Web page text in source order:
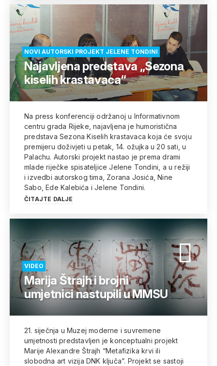
NOVI AUTORSKI PROJEKT JELENE TONDINI
Najavljena predstava „Sezona
kiselih krastavaca“
Na press konferenciji održanoj u Informativnom
centru grada Rijeke, najavljena je humoristična
predstava Sezona Kiselih krastavaca koja će svoju
premijeru doživjeti u petak, 14. ožujka u 20 sati, u
Palachu. Autorski projekt nastao je prema drami
mlade riječke spisateljice Jelene Tondini, a u režiji
i izvedbi autorskog tima, Zorana Josića, Nine
Sabo, Ede Kalebića i Jelene Tondini.
ČITAJTE DALJE
VIDEO
Marija Štrajh i brojni
umjetnici nastupili u MMSU
21. siječnja u Muzej moderne i suvremene
umjetnosti predstavljen je konceptualni projekt
Marije Alexandre Štrajh “Metafizika krvi ili
slobodna art vizija DNK ključa”. Projekt se sastoji